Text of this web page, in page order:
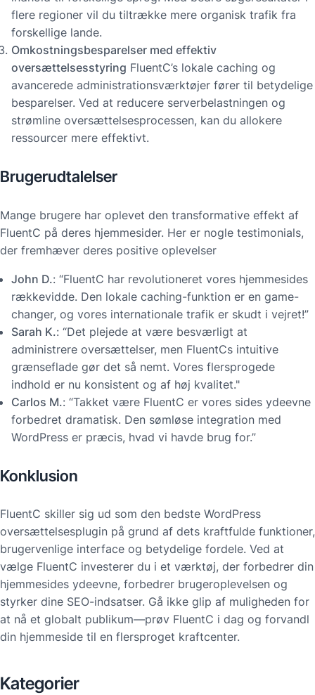
flere regioner vil du tiltrække mere organisk trafik fra
forskellige lande.
Omkostningsbesparelser med effektiv
oversættelsesstyring FluentC’s lokale caching og
avancerede administrationsværktøjer fører til betydelige
besparelser. Ved at reducere serverbelastningen og
strømline oversættelsesprocessen, kan du allokere
ressourcer mere effektivt.
Brugerudtalelser
Mange brugere har oplevet den transformative effekt af
FluentC på deres hjemmesider. Her er nogle testimonials,
der fremhæver deres positive oplevelser
John D.: “FluentC har revolutioneret vores hjemmesides
rækkevidde. Den lokale caching-funktion er en game-
changer, og vores internationale trafik er skudt i vejret!”
Sarah K.: “Det plejede at være besværligt at
administrere oversættelser, men FluentCs intuitive
grænseflade gør det så nemt. Vores flersprogede
indhold er nu konsistent og af høj kvalitet."
Carlos M.: “Takket være FluentC er vores sides ydeevne
forbedret dramatisk. Den sømløse integration med
WordPress er præcis, hvad vi havde brug for.”
Konklusion
FluentC skiller sig ud som den bedste WordPress
oversættelsesplugin på grund af dets kraftfulde funktioner,
brugervenlige interface og betydelige fordele. Ved at
vælge FluentC investerer du i et værktøj, der forbedrer din
hjemmesides ydeevne, forbedrer brugeroplevelsen og
styrker dine SEO-indsatser. Gå ikke glip af muligheden for
at nå et globalt publikum—prøv FluentC i dag og forvandl
din hjemmeside til en flersproget kraftcenter.
Kategorier